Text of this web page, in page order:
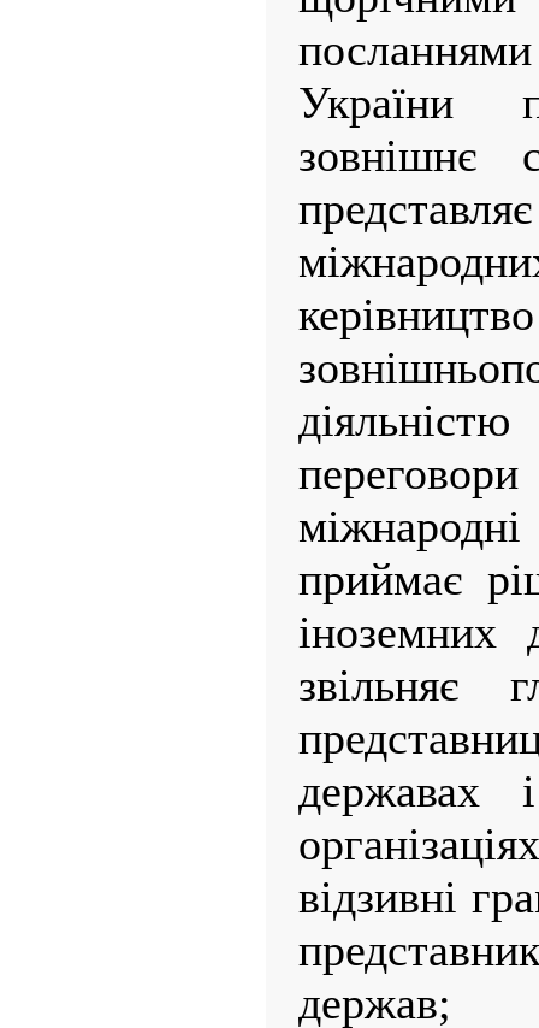
України
зовнішнє
керівництво
приймає
іноземних
звільняє
державах
відзивні